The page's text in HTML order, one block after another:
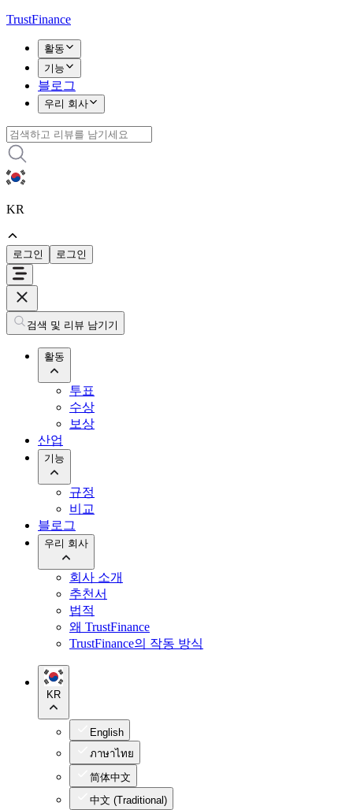
TrustFinance
활동
기능
블로그
우리 회사
KR
로그인 로그인
검색 및 리뷰 남기기
활동
투표
수상
보상
산업
기능
규정
비교
블로그
우리 회사
회사 소개
추천서
법적
왜 TrustFinance
TrustFinance의 작동 방식
KR
English
ภาษาไทย
简体中文
中文 (Traditional)